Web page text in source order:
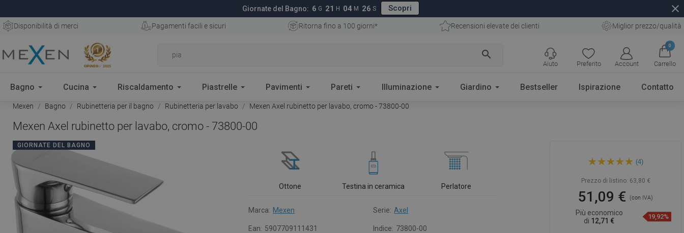
Giornate del Bagno: 6 G 21 H 04 M 25 S Scopri close
Disponibilità di merci Pagamenti facili e sicuri Ritorna fino a 100 giorni* Recensioni elevate dei clienti Miglior prezzo/qualità
search
Preferito Account
0
Carrello
Aiuto
Bagno Cucina Riscaldamento Piastrelle Pavimenti Pareti Illuminazione Giardino Bestseller Ispirazione Contatto
Mexen Bagno Rubinetteria per il bagno Rubinetteria per lavabo Mexen Axel rubinetto per lavabo, cromo - 73800-00
Mexen Axel rubinetto per lavabo, cromo - 73800-00
GIORNATE DEL BAGNO
Ottone Testina in ceramica Perlatore
Marca: Mexen Serie: Axel
Ean: 5907709111431 Indice: 73800-00
Mexen Axel rubinetto per
lavabo, cromo - 73800-00
(4)
Prezzo di listino: 63,80 €
51,09 €(con IVA)
Più economico
di 12,71 € 19,92%